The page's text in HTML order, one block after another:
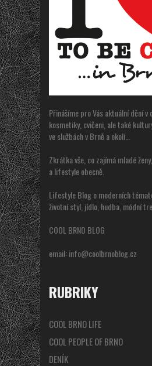
Přinášíme pro Vás aktuální dění v
kosmetiky, cvičeni, ale také
ve službách v Brně a okolí…
Zkrátka vše, co zajímá mladé
a lifestyle obecně.
Lifestyle Blog o moderních
životní styl, jídlo, hudba, módní
COOL BRNO BLOG
email:info@coolbrnoblog.cz
RUBRIKY
COOL BRNO LIFE
COOL PEOPLE OF BRNO
DENÍK